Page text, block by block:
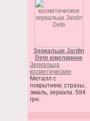
Зеркальце Jardin
Dete ювелирное
Зеркальца
косметические
Металл с
покрытием, стразы,
эмаль, зеркала. 594
грн.